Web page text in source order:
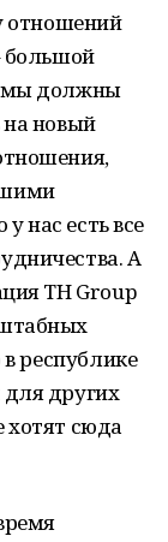
отношений
большой
мы должны
на новый
нас есть все
А
ТН Group
республике
других
хотят сюда